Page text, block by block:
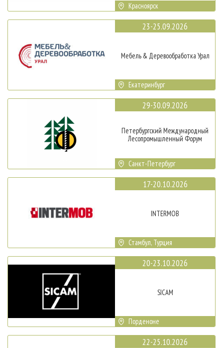
Красноярск
23-25.09.2026
Мебель & Деревообработка Урал
Екатеринбург
29-30.09.2026
Петербургский Международный
Лесопромышленный Форум
Санкт-Петербург
17-20.10.2026
INTERMOB
Стамбул, Турция
20-23.10.2026
SICAM
Порденоне
22-25.10.2026